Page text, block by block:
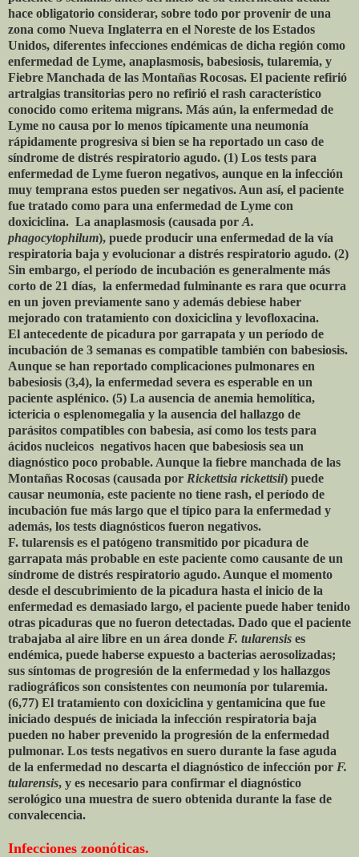
hace obligatorio considerar, sobre todo por provenir de una
zona como Nueva Inglaterra en el Noreste de los Estados
Unidos, diferentes infecciones endémicas de dicha región como
enfermedad de Lyme, anaplasmosis, babesiosis, tularemia, y
Fiebre Manchada de las Montañas Rocosas. El paciente refirió
artralgias transitorias pero no refirió el rash característico
conocido como eritema migrans. Más aún, la enfermedad de
Lyme no causa por lo menos típicamente una neumonía
rápidamente progresiva si bien se ha reportado un caso de
síndrome de distrés respiratorio agudo. (1) Los tests para
enfermedad de Lyme fueron negativos, aunque en la infección
muy temprana estos pueden ser negativos. Aun así, el paciente
fue tratado como para una enfermedad de Lyme con
doxiciclina. La anaplasmosis (causada por A.
phagocytophilum), puede producir una enfermedad de la vía
respiratoria baja y evolucionar a distrés respiratorio agudo. (2)
Sin embargo, el período de incubación es generalmente más
corto de 21 días, la enfermedad fulminante es rara que ocurra
en un joven previamente sano y además debiese haber
mejorado con tratamiento con doxiciclina y levofloxacina.
El antecedente de picadura por garrapata y un período de
incubación de 3 semanas es compatible también con babesiosis.
Aunque se han reportado complicaciones pulmonares en
babesiosis (3,4), la enfermedad severa es esperable en un
paciente asplénico. (5) La ausencia de anemia hemolítica,
ictericia o esplenomegalia y la ausencia del hallazgo de
parásitos compatibles con babesia, así como los tests para
ácidos nucleicos negativos hacen que babesiosis sea un
diagnóstico poco probable. Aunque la fiebre manchada de las
Montañas Rocosas (causada por Rickettsia rickettsii) puede
causar neumonía, este paciente no tiene rash, el período de
incubación fue más largo que el típico para la enfermedad y
además, los tests diagnósticos fueron negativos.
F. tularensis es el patógeno transmitido por picadura de
garrapata más probable en este paciente como causante de un
síndrome de distrés respiratorio agudo. Aunque el momento
desde el descubrimiento de la picadura hasta el inicio de la
enfermedad es demasiado largo, el paciente puede haber tenido
otras picaduras que no fueron detectadas. Dado que el paciente
trabajaba al aire libre en un área donde F. tularensis es
endémica, puede haberse expuesto a bacterias aerosolizadas;
sus síntomas de progresión de la enfermedad y los hallazgos
radiográficos son consistentes con neumonía por tularemia.
(6,77) El tratamiento con doxiciclina y gentamicina que fue
iniciado después de iniciada la infección respiratoria baja
pueden no haber prevenido la progresión de la enfermedad
pulmonar. Los tests negativos en suero durante la fase aguda
de la enfermedad no descarta el diagnóstico de infección por F.
tularensis, y es necesario para confirmar el diagnóstico
serológico una muestra de suero obtenida durante la fase de
convalecencia.
Infecciones zoonóticas.